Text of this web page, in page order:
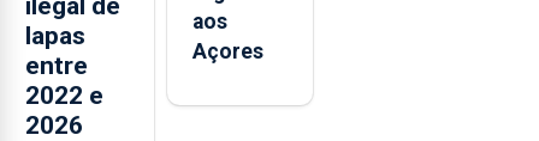
ilegal de
lapas
entre
2022 e
2026
aos
Açores